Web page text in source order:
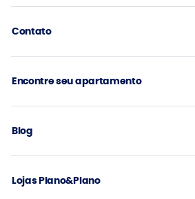
Contato
Encontre seu apartamento
Blog
Lojas Plano&Plano